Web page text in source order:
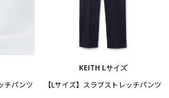
チパンツ
KEITH Lサイズ
【Lサイズ】スラブストレッチパンツ